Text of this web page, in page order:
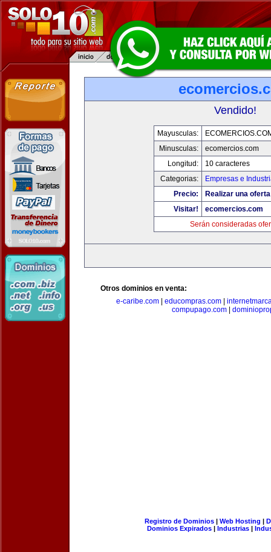
Vendido!
Mayusculas:
Minusculas:
ecomercios.com
Longitud:
10 caracteres
Categorias:
Empresas e
Precio:
Realizar una
Visitar!
ecomercios.com
Serán consideradas
Otros dominios en venta:
e-caribe.com| educompras.com|
compupago.com|
Registro de Dominios| Web Hosting |
Dominios Expirados | Industrias |